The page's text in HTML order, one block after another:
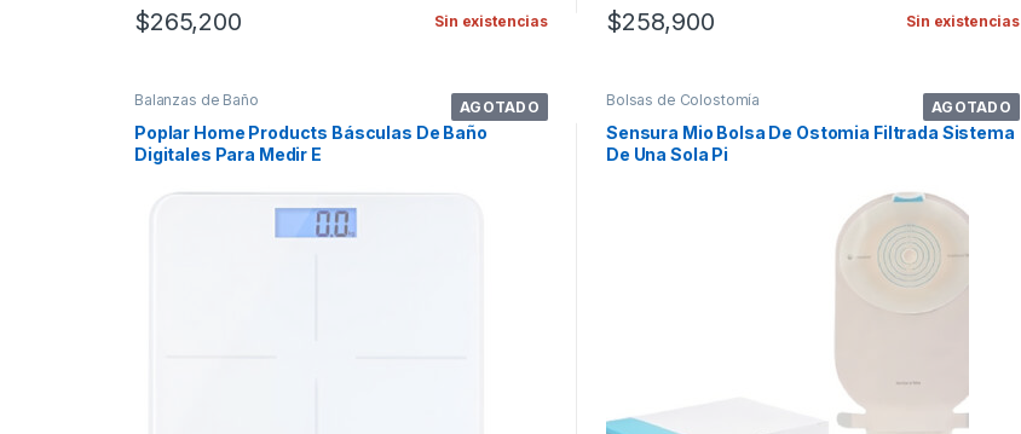
$265,200 Sin existencias $258,900 Sin existencias
AGOTADO
Balanzas de Baño
Poplar Home Products Básculas De Baño
Digitales Para Medir E
AGOTADO
Bolsas de Colostomía
Sensura Mio Bolsa De Ostomia Filtrada Sistema
De Una Sola Pi